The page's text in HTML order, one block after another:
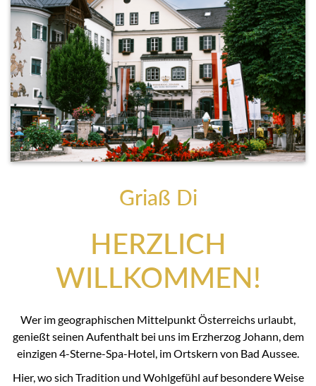
Griaß Di
HERZLICH
WILLKOMMEN!
Wer im geographischen Mittelpunkt Österreichs urlaubt,
genießt seinen Aufenthalt bei uns im Erzherzog Johann, dem
einzigen 4-Sterne-Spa-Hotel, im Ortskern von Bad Aussee.
Hier, wo sich Tradition und Wohlgefühl auf besondere Weise